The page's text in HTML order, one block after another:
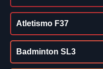
Atletismo F37
Badminton SL3